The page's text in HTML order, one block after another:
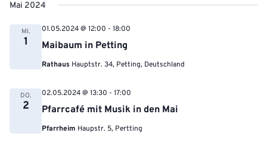
Mai 2024
MI.
1 Maibaum in Petting
01.05.2024 @ 12:00 - 18:00
Rathaus Hauptstr. 34, Petting, Deutschland
DO.
2 Pfarrcafé mit Musik in den Mai
02.05.2024 @ 13:30 - 17:00
Pfarrheim Haupstr. 5, Pertting